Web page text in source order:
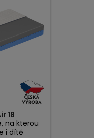
18
na kterou
i dítě